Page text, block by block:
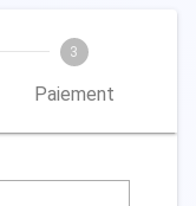
3
Paiement